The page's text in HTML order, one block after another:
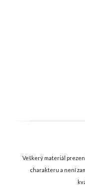
Veškerý materiál
charakteru a není